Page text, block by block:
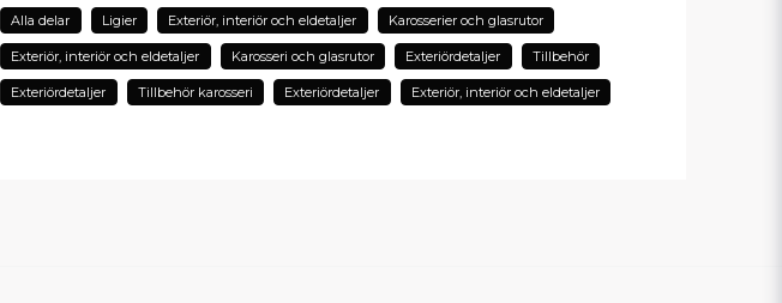
name
Namn email
E-postadress
Alla delar Ligier Exteriör, interiör och eldetaljer Karosserier och glasrutor
Exteriör, interiör och eldetaljer Karosseri och glasrutor Exteriördetaljer Tillbehör
Exteriördetaljer Tillbehör karosseri Exteriördetaljer Exteriör, interiör och eldetaljer